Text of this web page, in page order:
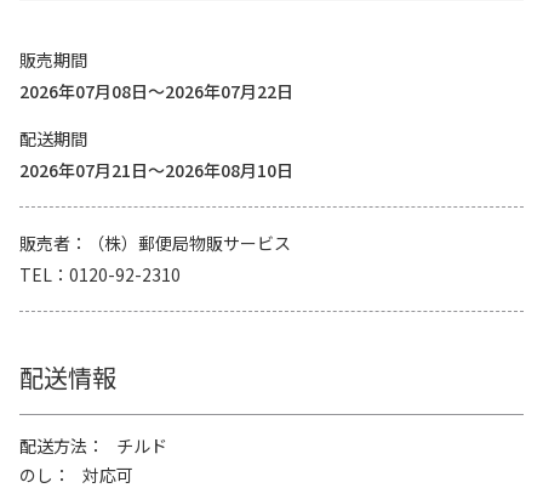
販売期間
2026年07月08日～2026年07月22日
配送期間
2026年07月21日～2026年08月10日
販売者
（株）郵便局物販サービス
TEL
0120-92-2310
配送情報
配送方法
チルド
のし
対応可